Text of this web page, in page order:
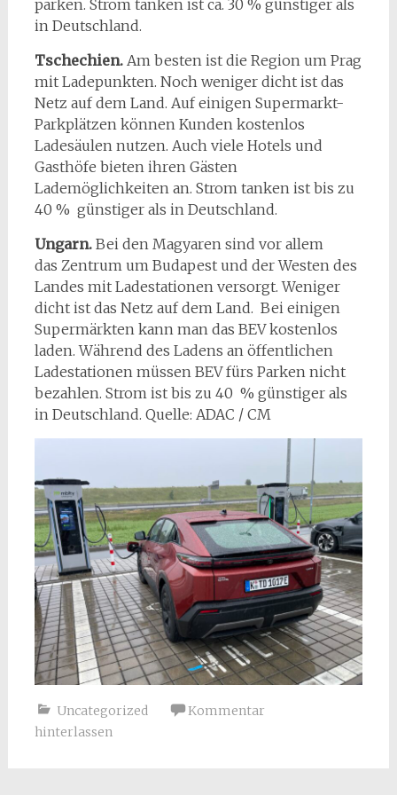
parken. Strom tanken ist ca. 30 % günstiger als
in Deutschland.
Tschechien.Am besten ist die Region um Prag
mit Ladepunkten. Noch weniger dicht ist das
Netz auf dem Land. Auf einigen Supermarkt-
Parkplätzen können Kunden kostenlos
Ladesäulen nutzen. Auch viele Hotels und
Gasthöfe bieten ihren Gästen
Lademöglichkeiten an. Strom tanken ist bis zu
40 % günstiger als in Deutschland.
Ungarn.Bei den Magyaren sind vor allem
das Zentrum um Budapest und der Westen des
Landes mit Ladestationen versorgt. Weniger
dicht ist das Netz auf dem Land. Bei einigen
Supermärkten kann man das BEV kostenlos
laden. Während des Ladens an öffentlichen
Ladestationen müssen BEV fürs Parken nicht
bezahlen. Strom ist bis zu 40 % günstiger als
in Deutschland. Quelle: ADAC / CM
Uncategorized
Kommentar
hinterlassen